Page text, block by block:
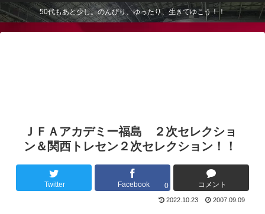
50代もあと少し。のんびり、ゆったり、生きてゆこう！！
ＪＦＡアカデミー福島 ２次セレクショ
ン＆関西トレセン２次セレクション！！
Twitter Facebook 0 コメント
2022.10.23 2007.09.09